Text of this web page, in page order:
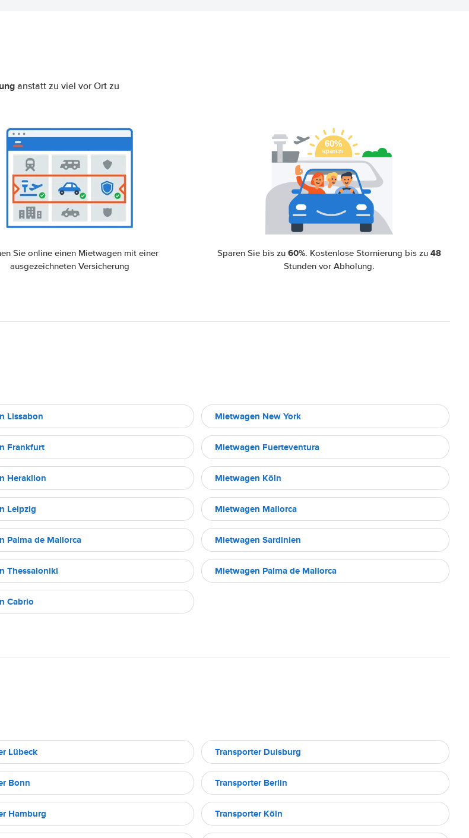
anstatt zu viel vor Ort zu
Sie online einen Mietwagen mit einer
ausgezeichneten Versicherung
Sparen Sie bis zu60%. Kostenlose Stornierung bis zu48
Stunden vor Abholung.
Lissabon Mietwagen New York
Frankfurt Mietwagen Fuerteventura
Heraklion Mietwagen Köln
Leipzig Mietwagen Mallorca
Palma de Mallorca Mietwagen Sardinien
Thessaloniki Mietwagen Palma de Mallorca
Cabrio
Lübeck Transporter Duisburg
Bonn Transporter Berlin
Hamburg Transporter Köln